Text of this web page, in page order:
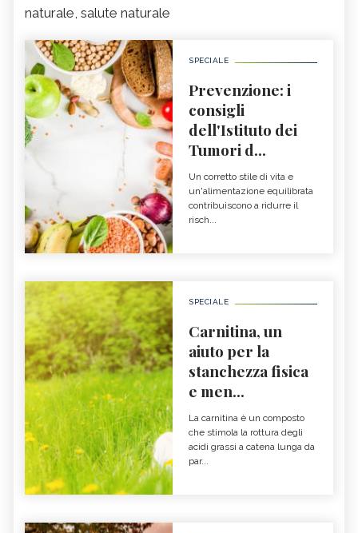
naturale, salute naturale
SPECIALE
Prevenzione: i
consigli
dell'Istituto dei
Tumori d...
Un corretto stile di vita e
un'alimentazione equilibrata
contribuiscono a ridurre il
risch...
SPECIALE
Carnitina, un
aiuto per la
stanchezza fisica
e men...
La carnitina è un composto
che stimola la rottura degli
acidi grassi a catena lunga da
par...